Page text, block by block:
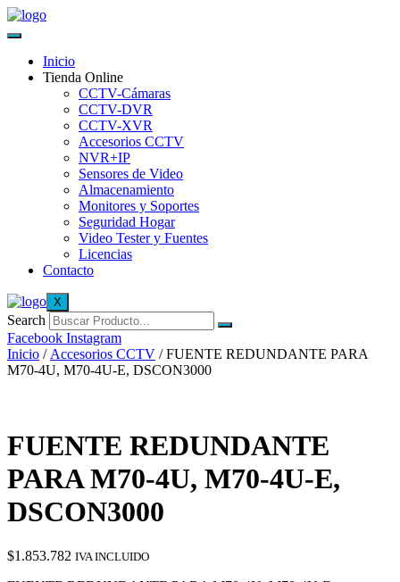
Inicio
Tienda Online
CCTV-Cámaras
CCTV-DVR
CCTV-XVR
Accesorios CCTV
NVR+IP
Sensores de Video
Almacenamiento
Monitores y Soportes
Seguridad Hogar
Video Tester y Fuentes
Licencias
Contacto
X
Search
Facebook Instagram
Inicio / Accesorios CCTV / FUENTE REDUNDANTE PARA
M70-4U, M70-4U-E, DSCON3000
FUENTE REDUNDANTE
PARA M70-4U, M70-4U-E,
DSCON3000
$1.853.782 IVA INCLUIDO